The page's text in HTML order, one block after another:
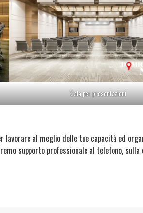
Sala per presentazioni
al meglio delle tue capacità ed
supporto professionale al telefono,